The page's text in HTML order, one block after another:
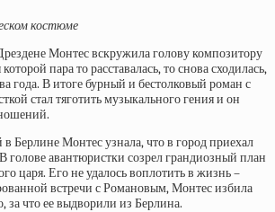
костюме
Монтес вскружила голову композитору
пара то расставалась, то снова сходилась,
года. В итоге бурный и бестолковый роман с
стал тяготить музыкального гения и он
Берлине Монтес узнала, что в город приехал
голове авантюристки созрел грандиозный план
царя. Его не удалось воплотить в жизнь –
встречи с Романовым, Монтес избила
за что ее выдворили из Берлина.